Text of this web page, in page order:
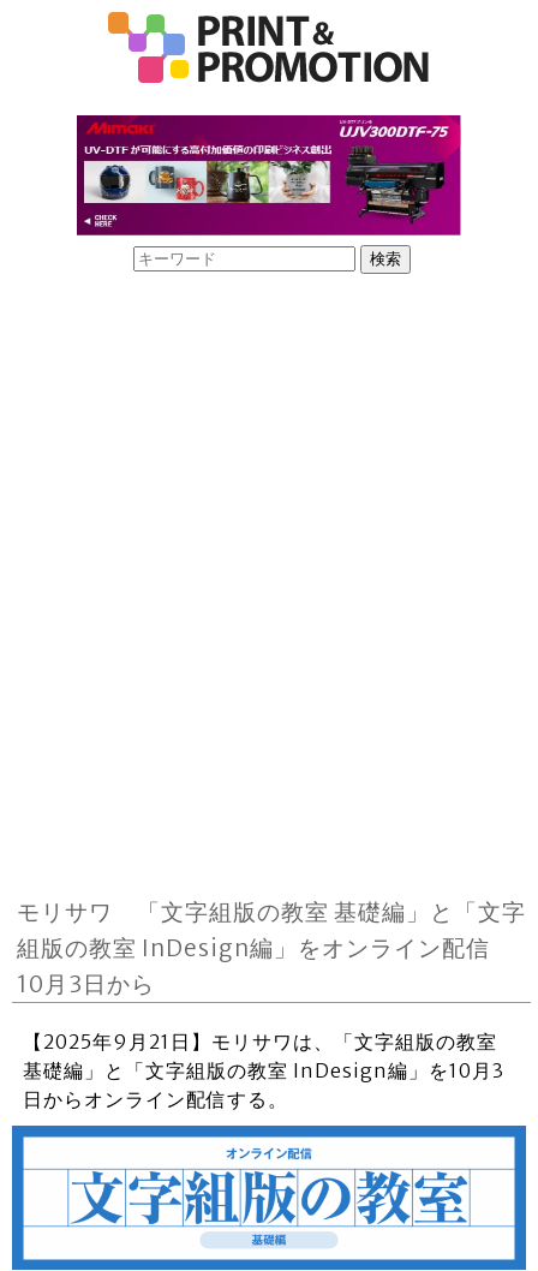
モリサワ 「文字組版の教室 基礎編」と「文字
組版の教室 InDesign編」をオンライン配信
10月3日から
【2025年9月21日】モリサワは、「文字組版の教室
基礎編」と「文字組版の教室 InDesign編」を10月3
日からオンライン配信する。